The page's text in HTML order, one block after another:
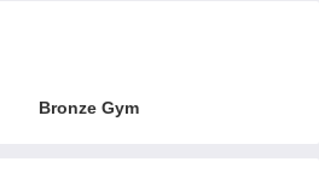
Bronze Gym